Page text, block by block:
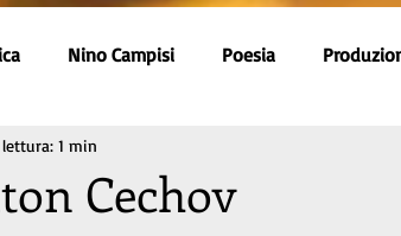
Nino Campisi Poesia
Studio
Cechov
1 min